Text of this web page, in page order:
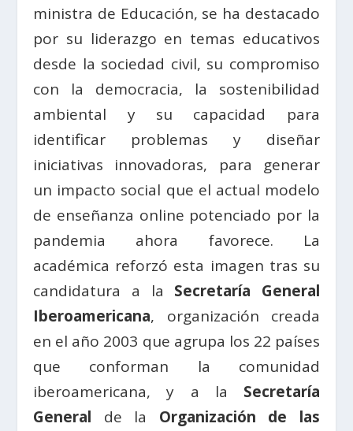
ministra de Educación, se ha destacado
por su liderazgo en temas educativos
desde la sociedad civil, su compromiso
con la democracia, la sostenibilidad
ambiental y su capacidad para
identificar problemas y diseñar
iniciativas innovadoras, para generar
un impacto social que el actual modelo
de enseñanza online potenciado por la
pandemia ahora favorece. La
académica reforzó esta imagen tras su
candidatura a la Secretaría General
Iberoamericana, organización creada
en el año 2003 que agrupa los 22 países
que conforman la comunidad
iberoamericana, y a la Secretaría
General de la Organización de las